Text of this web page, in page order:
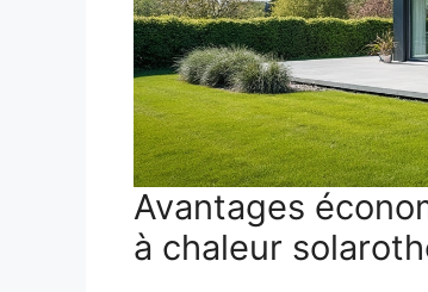
Avantages
à chaleur